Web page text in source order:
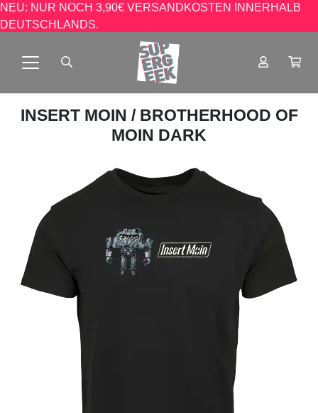
NEU: NUR NOCH 3,90€ VERSANDKOSTEN INNERHALB
DEUTSCHLANDS.
INSERT MOIN / BROTHERHOOD OF
MOIN DARK